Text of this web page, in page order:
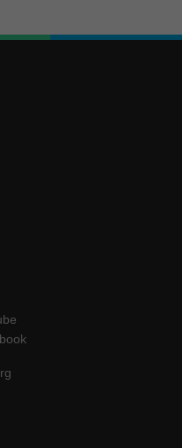
externen Medien akzeptiert
anzeigen